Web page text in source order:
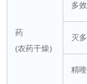
药
(农药干燥)
多
灭
精